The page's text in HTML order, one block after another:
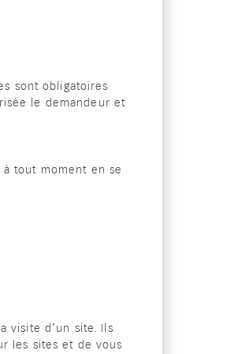
sont obligatoires
le demandeur et
tout moment en se
visite d’un site. Ils
les sites et de vous